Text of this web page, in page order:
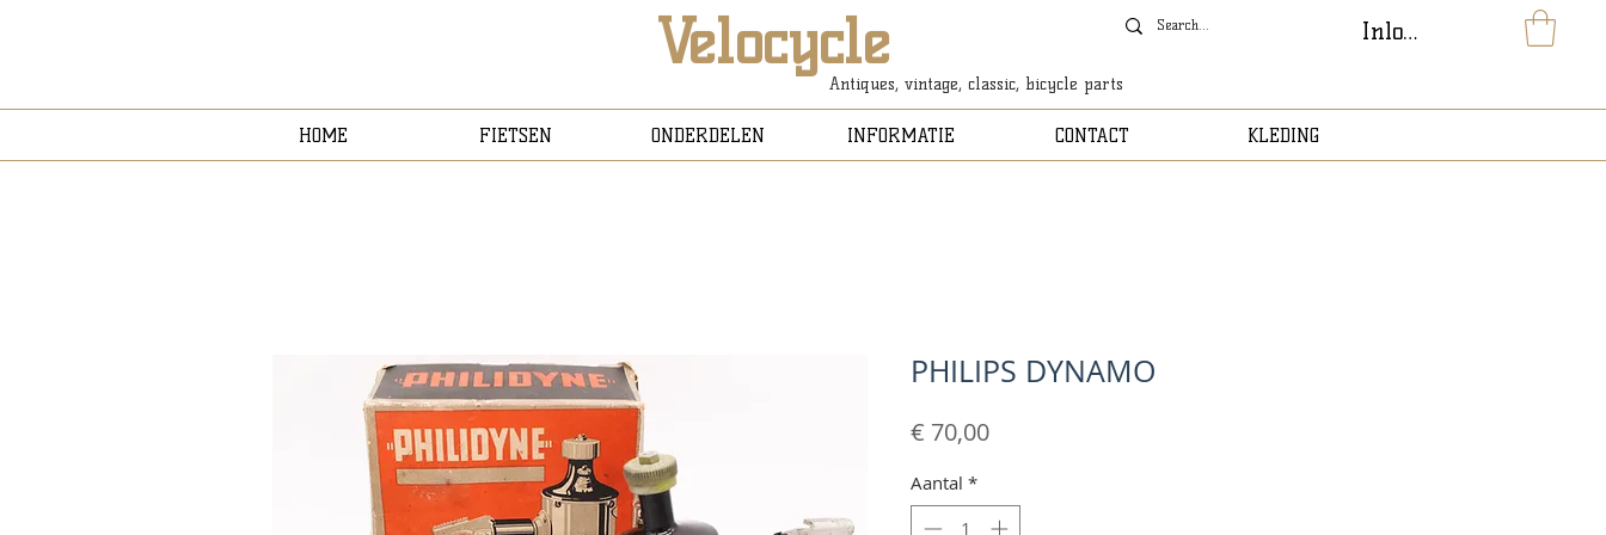
Velocycle
Antiques, vintage, classic, bicycle parts
Inloggen
HOME FIETSEN ONDERDELEN INFORMATIE CONTACT KLEDING
PHILIPS DYNAMO
€ 70,00Prijs
Aantal *